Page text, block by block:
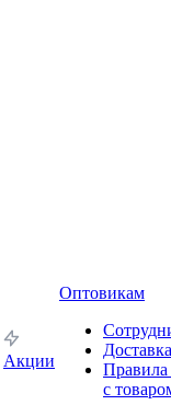
Акции
Оптовикам
Доставка
Правила
с